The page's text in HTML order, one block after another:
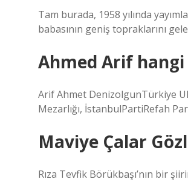
Tam burada, 1958 yılında
babasının geniş topraklarını
Ahmed Arif
Arif Ahmet DenizolgunTürkiye
Mezarlığı, İstanbulPartiRefah
Maviye Çalar
Rıza Tevfik Börükbaşı’nın bir